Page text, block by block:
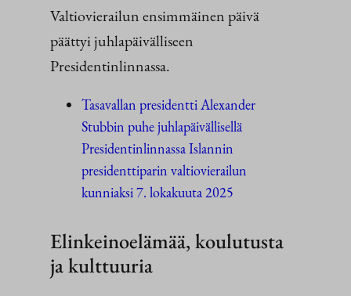
Valtiovierailun ensimmäinen päivä
päättyi juhlapäivälliseen
Presidentinlinnassa.
Tasavallan presidentti Alexander
Stubbin puhe juhlapäivällisellä
Presidentinlinnassa Islannin
presidenttiparin valtiovierailun
kunniaksi 7. lokakuuta 2025
Elinkeinoelämää, koulutusta
ja kulttuuria